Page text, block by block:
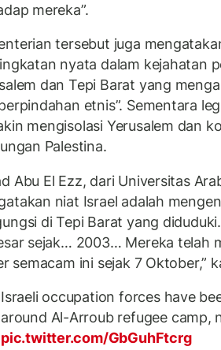
mereka”.
tersebut juga
nyata dalam kejahatan
dan Tepi Barat yang
etnis”. Sementara
mengisolasi Yerusalem dan
Palestina.
Abu El Ezz, dari Universitas
niat Israel adalah
di Tepi Barat yang
sejak… 2003… Mereka telah
semacam ini sejak 7 Oktober,”
Israeli occupation forces have
around Al-Arroub refugee camp,
pic.twitter.com/GbGuhFtcrg